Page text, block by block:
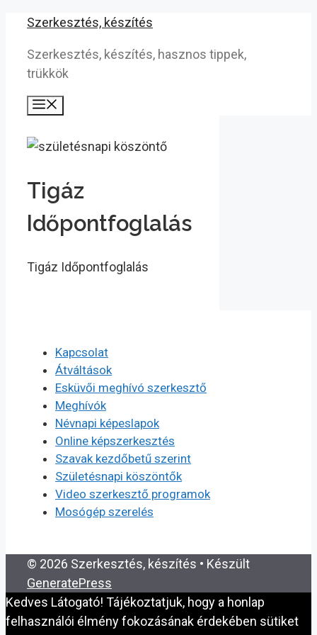
Kilépés
tartalomba
Szerkesztés, készítés
Szerkesztés, készítés, hasznos tippek,
trükkök
Tigáz
Időpontfoglalás
Tigáz Időpontfoglalás
Kapcsolat
Átváltások
Esküvői meghívó szerkesztő
Meghívók
Névnapi képeslapok
Online képszerkesztés
Szavak kezdőbetű szerint
Születésnapi köszöntők
Video szerkesztő programok
Mosógép szerelés
© 2026 Szerkesztés, készítés • Készült
GeneratePress
Kedves Látogató! Tájékoztatjuk, hogy a honlap
felhasználói élmény fokozásának érdekében sütiket